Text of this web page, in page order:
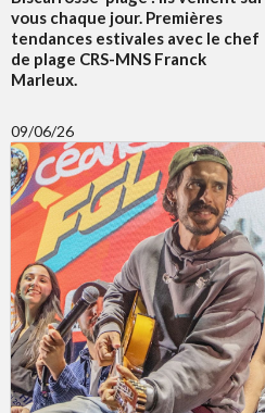
vous chaque jour. Premières
tendances estivales avec le chef
de plage CRS-MNS Franck
Marleux.
09/06/26